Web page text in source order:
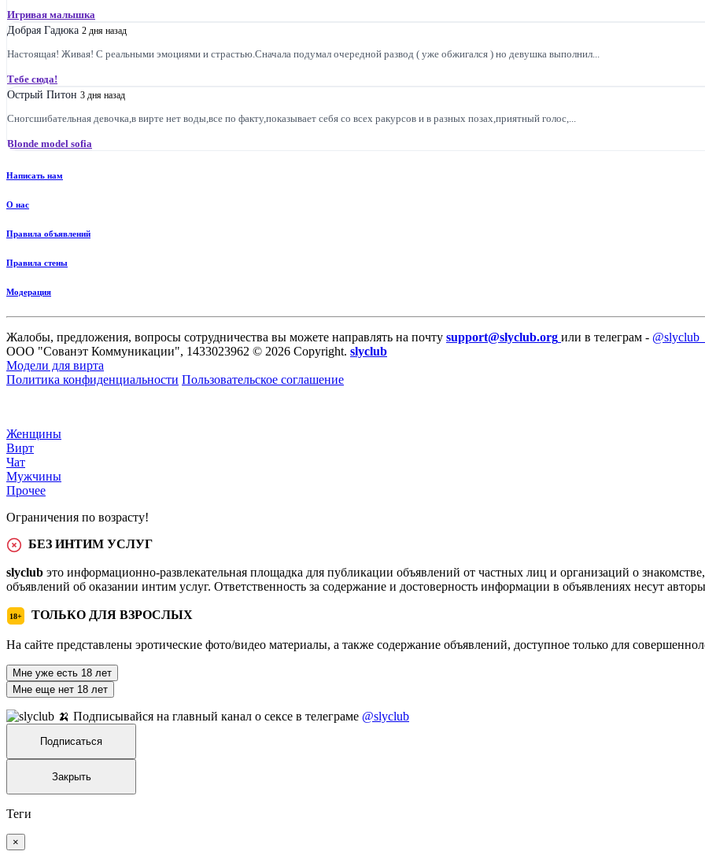
Игривая малышка
Добрая Гадюка 2 дня назад
Настоящая! Живая! С реальными эмоциями и страстью.Сначала подумал очередной развод ( уже обжигался ) но девушка выполнил...
Тебе сюда!
Острый Питон 3 дня назад
Сногсшибательная девочка,в вирте нет воды,все по факту,показывает себя со всех ракурсов и в разных позах,приятный голос,...
Blonde model sofia
Написать нам
О нас
Правила объявлений
Правила стены
Модерация
Жалобы, предложения, вопросы сотрудничества вы можете направлять на почту support@slyclub.org или в телеграм -
ООО "Сованэт Коммуникации", 1433023962 © 2026 Copyright. slyclub
Модели для вирта
Политика конфиденциальности Пользовательское соглашение
Женщины
Вирт
Чат
Мужчины
Прочее
Ограничения по возрасту!
БЕЗ ИНТИМ УСЛУГ
slyclub это информационно-развлекательная площадка для публикации объявлений от частных лиц и организаций о
объявлений об оказании интим услуг. Ответственность за содержание и достоверность информации в объявлениях несут
18+ ТОЛЬКО ДЛЯ ВЗРОСЛЫХ
На сайте представлены эротические фото/видео материалы, а также содержание объявлений, доступное только для
Мне уже есть 18 лет
Мне еще нет 18 лет
🍌 Подписывайся на главный канал о сексе в телеграме @slyclub
Подписаться
Закрыть
Теги
×